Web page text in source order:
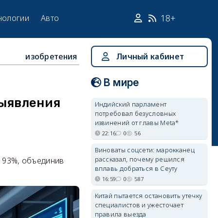
Авто 18+
изобретения
93%, объединив
Личный кабинет
В мире
Индийский парламент
потребовал безусловных
извинений от главы Meta*
22:16 0 56
Виноваты соцсети: марокканец
рассказал, почему решился
вплавь добраться в Сеуту
16:59 0 587
Китай пытается остановить утечку
специалистов и ужесточает
правила выезда